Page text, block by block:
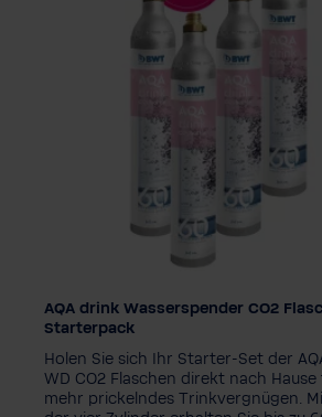
Typ
Starterpaket
AQA drink Wasserspender CO2
Starterpack
Holen Sie sich Ihr Starter-Set der
WD CO2 Flaschen direkt nach
mehr prickelndes Trinkvergnügen.